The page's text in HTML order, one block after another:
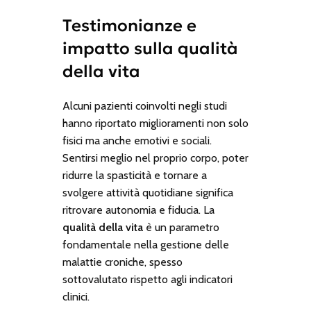
Testimonianze e
impatto sulla qualità
della vita
Alcuni pazienti coinvolti negli studi
hanno riportato miglioramenti non solo
fisici ma anche emotivi e sociali.
Sentirsi meglio nel proprio corpo, poter
ridurre la spasticità e tornare a
svolgere attività quotidiane significa
ritrovare autonomia e fiducia. La
qualità della vitaè un parametro
fondamentale nella gestione delle
malattie croniche, spesso
sottovalutato rispetto agli indicatori
clinici.